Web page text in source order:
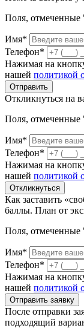
Поля, отмеченные
Имя*
Телефон*
Нажимая на
нашей политикой
Отправить
Откликнуться на
Поля, отмеченные
Имя*
Телефон*
Нажимая на
нашей политикой
Откликнуться
Как заставить
баллы. План от
Поля, отмеченные
Имя*
Телефон*
Нажимая на
нашей политикой
Отправить заявку
После отправки
подходящий